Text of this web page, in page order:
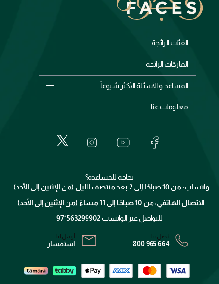
الفئات الرائجة
الأكثر مبيعاً
اشترِ بطاقة هدية
الماركات الرائجة
بربري
إيف سان لوران
المساعد و الأسئلة الأكثر شيوعاً
الإرجاع
معلومات عنا
خدمات المعارض
برنامج الولاء ميوز
الشروط و الأحكام
سياسة الخصوصية
بحاجة للمساعدة؟
واتساب: من 10 صباحًا إلى 2 بعد منتصف الليل (من الإثنين إلى الأحد)
الاتصال الهاتفي: من 10 صباحًا إلى 11 مساءً (من الإثنين إلى الأحد)
للتواصل عبر الواتساب 971563299902
اتصل بنا:
800 965 664
أرسل لنا:
استفسار